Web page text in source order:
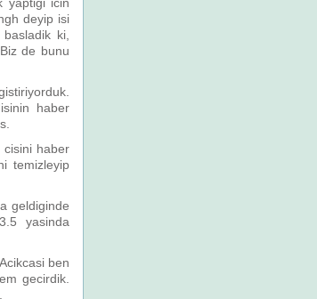
deyip isi
ki,
de bunu
haber
haber
temizleyip
geldiginde
yasinda
ben
gecirdik.